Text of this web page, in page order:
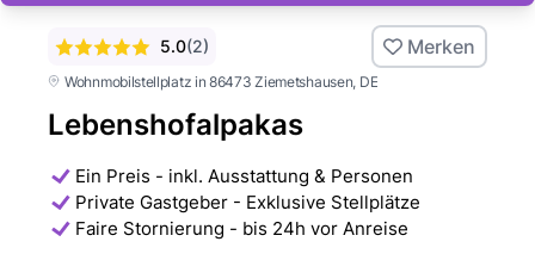
Wohnmobilstellplatz in 86473 Ziemetshausen, DE
Lebenshofalpakas
5.0(2) Merken
Ein Preis - inkl. Ausstattung & Personen
Private Gastgeber - Exklusive Stellplätze
Faire Stornierung - bis 24h vor Anreise